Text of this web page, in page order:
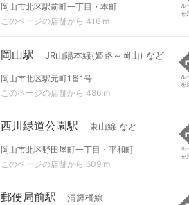
岡山市北区駅前町一丁目・本町
このページの店舗から 416 m
ル
を
岡山駅 JR山陽本線(姫路～岡山) など
岡山市北区駅元町1番1号
このページの店舗から 486 m
ル
を
西川緑道公園駅 東山線 など
岡山市北区野田屋町一丁目・平和町
このページの店舗から 609 m
ル
を
郵便局前駅 清輝橋線